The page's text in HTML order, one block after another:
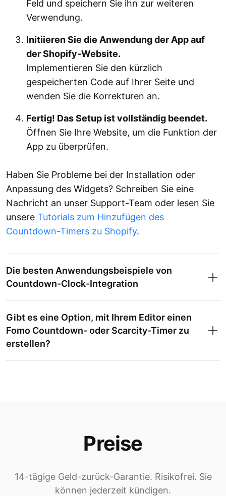
Feld und speichern Sie ihn zur weiteren
Verwendung.
Initiieren Sie die Anwendung der App auf
der Shopify-Website.
Implementieren Sie den kürzlich
gespeicherten Code auf Ihrer Seite und
wenden Sie die Korrekturen an.
Fertig! Das Setup ist vollständig beendet.
Öffnen Sie Ihre Website, um die Funktion der
App zu überprüfen.
Haben Sie Probleme bei der Installation oder
Anpassung des Widgets? Schreiben Sie eine
Nachricht an unser Support-Team oder lesen Sie
unsere Tutorials zum Hinzufügen des
Countdown-Timers zu Shopify.
Die besten Anwendungsbeispiele von
Countdown-Clock-Integration
Gibt es eine Option, mit Ihrem Editor einen
Fomo Countdown- oder Scarcity-Timer zu
erstellen?
Preise
14-tägige Geld-zurück-Garantie. Risikofrei. Sie
können jederzeit kündigen.